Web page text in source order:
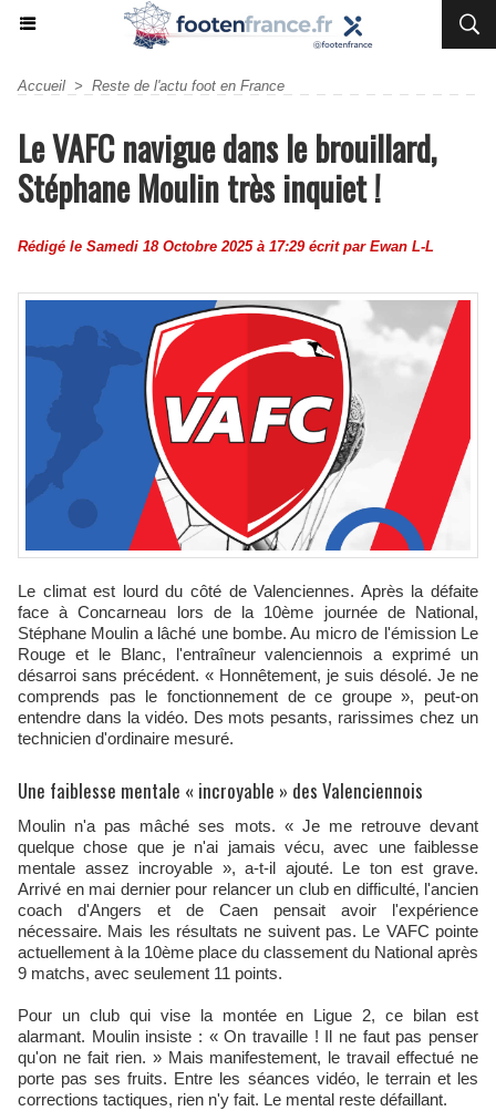
Accueil > Reste de l'actu foot en France
Le VAFC navigue dans le brouillard,
Stéphane Moulin très inquiet !
Rédigé le Samedi 18 Octobre 2025 à 17:29 écrit par Ewan L-L
Le climat est lourd du côté de Valenciennes. Après la défaite
face à Concarneau lors de la 10ème journée de National,
Stéphane Moulin a lâché une bombe. Au micro de l'émission Le
Rouge et le Blanc, l'entraîneur valenciennois a exprimé un
désarroi sans précédent. « Honnêtement, je suis désolé. Je ne
comprends pas le fonctionnement de ce groupe », peut-on
entendre dans la vidéo. Des mots pesants, rarissimes chez un
technicien d'ordinaire mesuré.​
Une faiblesse mentale « incroyable » des Valenciennois
Moulin n'a pas mâché ses mots. « Je me retrouve devant
quelque chose que je n'ai jamais vécu, avec une faiblesse
mentale assez incroyable », a-t-il ajouté. Le ton est grave.
Arrivé en mai dernier pour relancer un club en difficulté, l'ancien
coach d'Angers et de Caen pensait avoir l'expérience
nécessaire. Mais les résultats ne suivent pas. Le VAFC pointe
actuellement à la 10ème place du classement du National après
9 matchs, avec seulement 11 points.​​
Pour un club qui vise la montée en Ligue 2, ce bilan est
alarmant. Moulin insiste : « On travaille ! Il ne faut pas penser
qu'on ne fait rien. » Mais manifestement, le travail effectué ne
porte pas ses fruits. Entre les séances vidéo, le terrain et les
corrections tactiques, rien n'y fait. Le mental reste défaillant.​